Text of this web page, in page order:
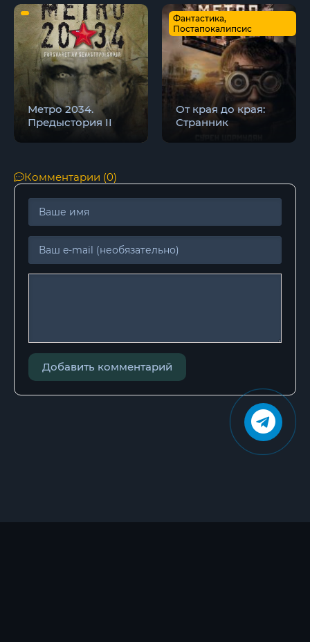
Метро 2034.
Предыстория II
От края до края:
Странник
Фантастика,
Постапокалипсис
Комментарии (0)
Добавить комментарий